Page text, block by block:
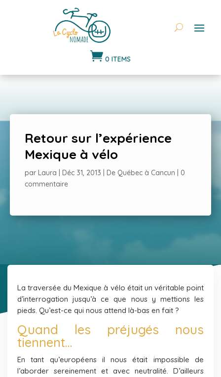
 0 ITEMS
Retour sur l’expérience
Mexique à vélo
par Laura Déc 31, 2013 De Québec à Cancun
0
commentaire
La traversée du Mexique à vélo était un véritable point
d’interrogation jusqu’à ce que nous y mettions les
pieds. Qu’est-ce qui nous attend là-bas en fait ?
Quand les préjugés nous
tiennent…
En tant qu’européens il nous était impossible de
l’aborder sereinement et avec neutralité. D’ailleurs